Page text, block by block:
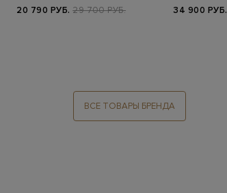
20 790 РУБ. 29 700 РУБ. 34 900 РУБ.
ВСЕ ТОВАРЫ БРЕНДА